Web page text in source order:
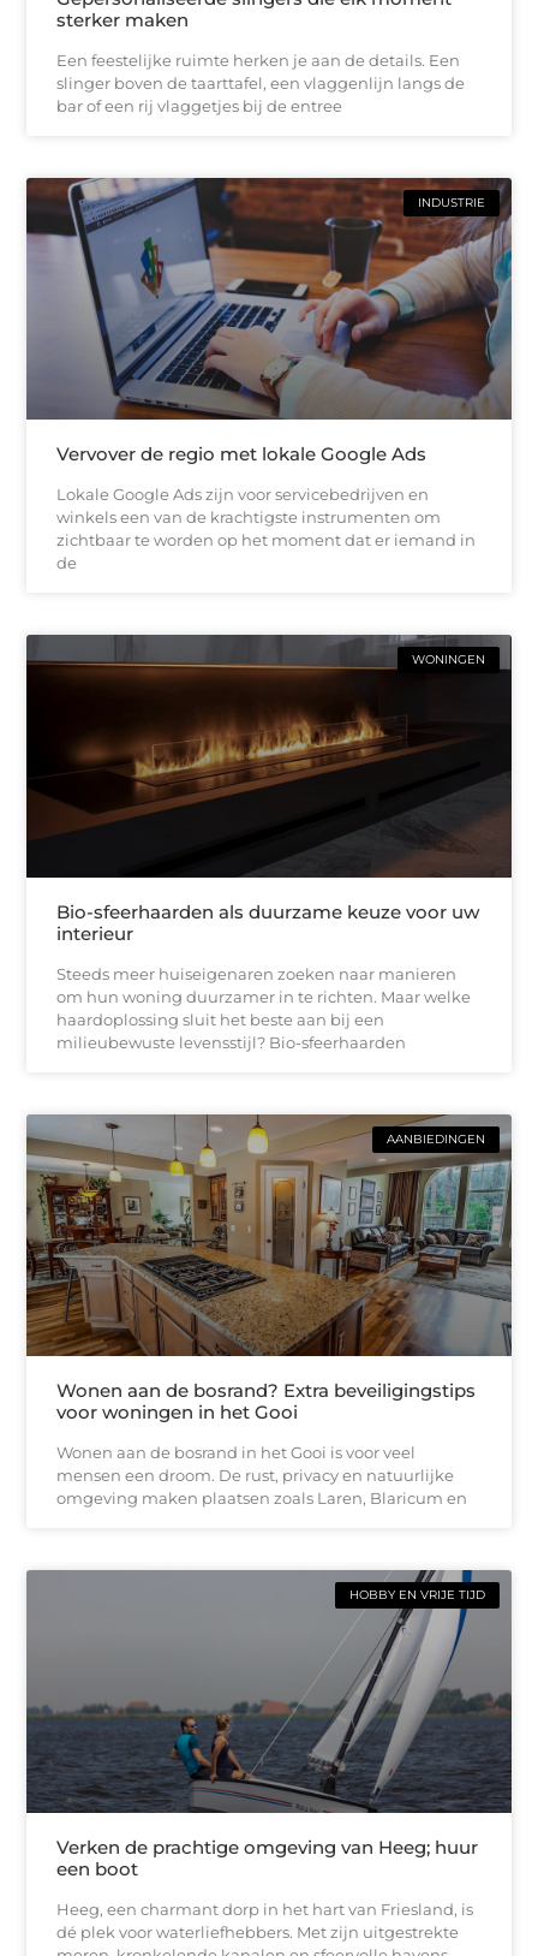
sterker maken
Een feestelijke ruimte herken je aan de details. Een
slinger boven de taarttafel, een vlaggenlijn langs de
bar of een rij vlaggetjes bij de entree
INDUSTRIE
Vervover de regio met lokale Google Ads
Lokale Google Ads zijn voor servicebedrijven en
winkels een van de krachtigste instrumenten om
zichtbaar te worden op het moment dat er iemand in
de
WONINGEN
Bio-sfeerhaarden als duurzame keuze voor uw
interieur
Steeds meer huiseigenaren zoeken naar manieren
om hun woning duurzamer in te richten. Maar welke
haardoplossing sluit het beste aan bij een
milieubewuste levensstijl? Bio-sfeerhaarden
AANBIEDINGEN
Wonen aan de bosrand? Extra beveiligingstips
voor woningen in het Gooi
Wonen aan de bosrand in het Gooi is voor veel
mensen een droom. De rust, privacy en natuurlijke
omgeving maken plaatsen zoals Laren, Blaricum en
HOBBY EN VRIJE TIJD
Verken de prachtige omgeving van Heeg; huur
een boot
Heeg, een charmant dorp in het hart van Friesland, is
dé plek voor waterliefhebbers. Met zijn uitgestrekte